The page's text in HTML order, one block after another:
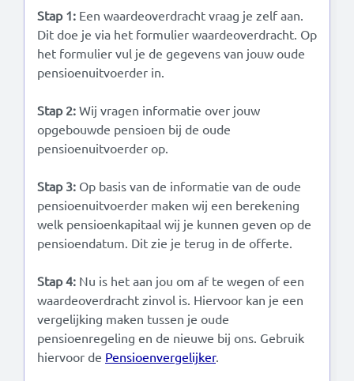
Stap 1: Een waardeoverdracht vraag je zelf aan.
Dit doe je via het formulier waardeoverdracht. Op
het formulier vul je de gegevens van jouw oude
pensioenuitvoerder in.
Stap 2: Wij vragen informatie over jouw
opgebouwde pensioen bij de oude
pensioenuitvoerder op.
Stap 3: Op basis van de informatie van de oude
pensioenuitvoerder maken wij een berekening
welk pensioenkapitaal wij je kunnen geven op de
pensioendatum. Dit zie je terug in de offerte.
Stap 4: Nu is het aan jou om af te wegen of een
waardeoverdracht zinvol is. Hiervoor kan je een
vergelijking maken tussen je oude
pensioenregeling en de nieuwe bij ons. Gebruik
hiervoor de Pensioenvergelijker.